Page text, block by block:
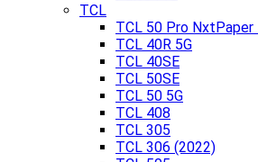
TCL
TCL 50 Pro NxtPaper
TCL 40R 5G
TCL 40SE
TCL 50SE
TCL 50 5G
TCL 408
TCL 305
TCL 306 (2022)